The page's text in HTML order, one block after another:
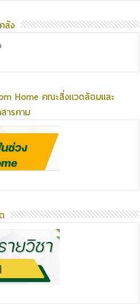
ลัง
Home คณะสิ่งแวดล้อมและ
ารคาม